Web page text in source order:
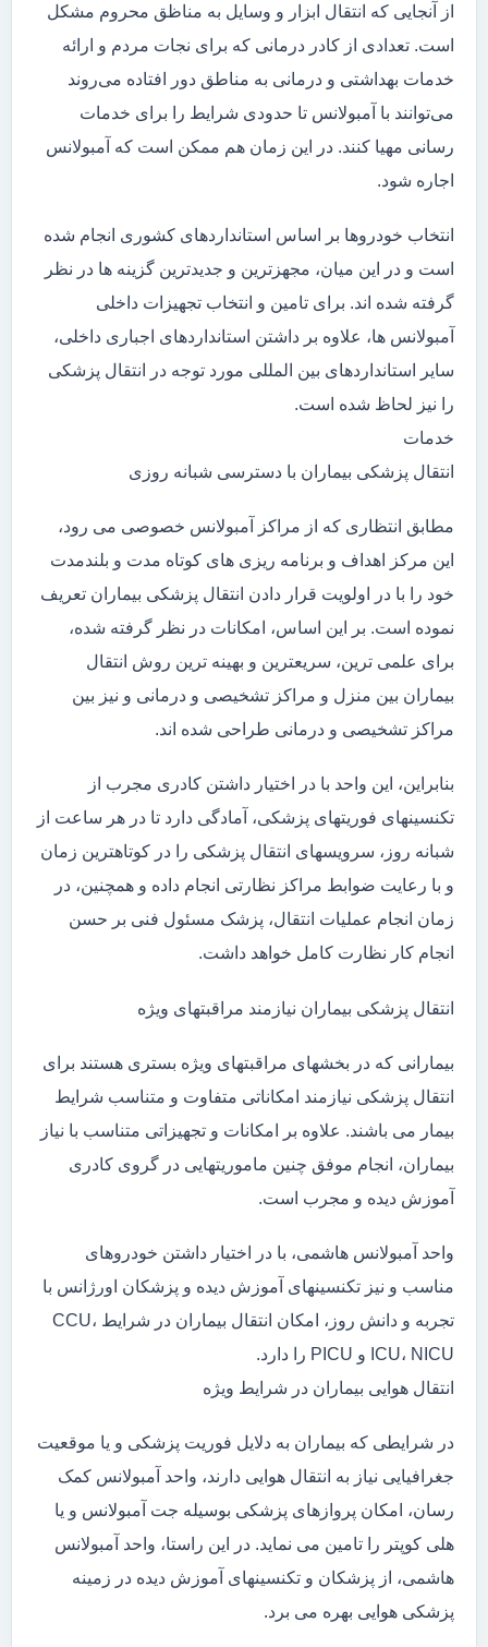
از آنجایی که انتقال ابزار و وسایل به مناظق محروم مشکل
است. تعدادی از کادر درمانی که برای نجات مردم و ارائه
خدمات بهداشتی و درمانی به مناطق دور افتاده می‌روند
می‌توانند با آمبولانس تا حدودی شرایط را برای خدمات
رسانی مهیا کنند. در این زمان هم ممکن است که آمبولانس
اجاره شود.
انتخاب خودروها بر اساس استانداردهای کشوری انجام شده
است و در این میان، مجهزترین و جدیدترین گزینه ها در نظر
گرفته شده اند. برای تامین و انتخاب تجهیزات داخلی
آمبولانس ها، علاوه بر داشتن استانداردهای اجباری داخلی،
سایر استانداردهای بین المللی مورد توجه در انتقال پزشکی
را نیز لحاظ شده است.
خدمات
انتقال پزشکی بیماران با دسترسی شبانه روزی
مطابق انتظاری که از مراکز آمبولانس خصوصی می رود،
این مرکز اهداف و برنامه ریزی های کوتاه مدت و بلندمدت
خود را با در اولویت قرار دادن انتقال پزشکی بیماران تعریف
نموده است. بر این اساس، امکانات در نظر گرفته شده،
برای علمی ترین، سریعترین و بهینه ترین روش انتقال
بیماران بین منزل و مراکز تشخیصی و درمانی و نیز بین
مراکز تشخیصی و درمانی طراحی شده اند.
بنابراین، این واحد با در اختیار داشتن کادری مجرب از
تکنسینهای فوریتهای پزشکی، آمادگی دارد تا در هر ساعت از
شبانه روز، سرویسهای انتقال پزشکی را در کوتاهترین زمان
و با رعایت ضوابط مراکز نظارتی انجام داده و همچنین، در
زمان انجام عملیات انتقال، پزشک مسئول فنی بر حسن
انجام کار نظارت کامل خواهد داشت.
انتقال پزشکی بیماران نیازمند مراقبتهای ویژه
بیمارانی که در بخشهای مراقبتهای ویژه بستری هستند برای
انتقال پزشکی نیازمند امکاناتی متفاوت و متناسب شرایط
بیمار می باشند. علاوه بر امکانات و تجهیزاتی متناسب با نیاز
بیماران، انجام موفق چنین ماموریتهایی در گروی کادری
آموزش دیده و مجرب است.
واحد آمبولانس هاشمی، با در اختیار داشتن خودروهای
مناسب و نیز تکنسینهای آموزش دیده و پزشکان اورژانس با
تجربه و دانش روز، امکان انتقال بیماران در شرایط CCU،
ICU، NICU و PICU را دارد.
انتقال هوایی بیماران در شرایط ویژه
در شرایطی که بیماران به دلایل فوریت پزشکی و یا موقعیت
جغرافیایی نیاز به انتقال هوایی دارند، واحد آمبولانس کمک
رسان، امکان پروازهای پزشکی بوسیله جت آمبولانس و یا
هلی کوپتر را تامین می نماید. در این راستا، واحد آمبولانس
هاشمی، از پزشکان و تکنسینهای آموزش دیده در زمینه
پزشکی هوایی بهره می برد.